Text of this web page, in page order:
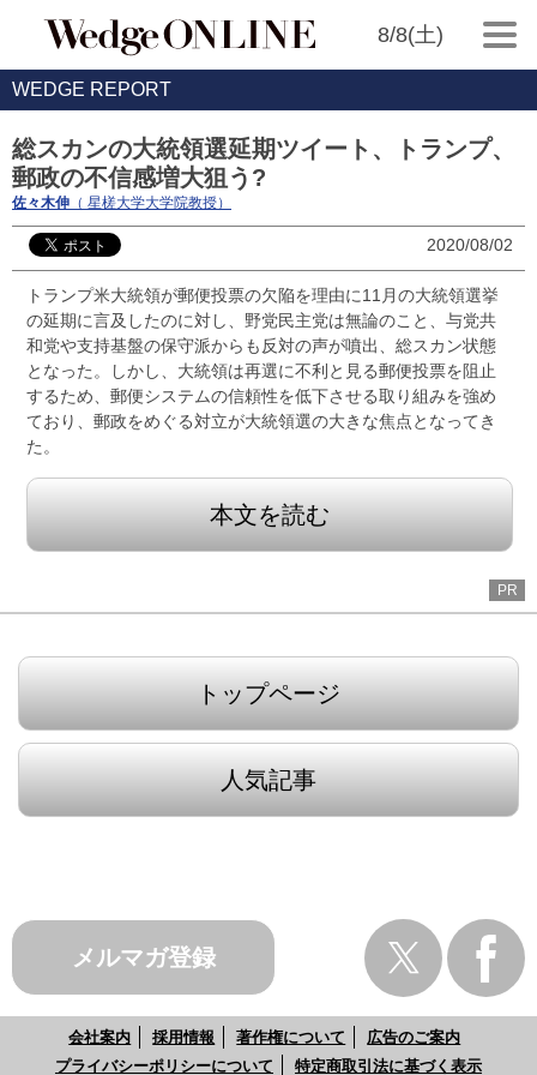
8/8(土)
WEDGE REPORT
総スカンの大統領選延期ツイート、トランプ、
郵政の不信感増大狙う?
佐々木伸 （ 星槎大学大学院教授）
2020/08/02
トランプ米大統領が郵便投票の欠陥を理由に11月の大統領選挙
の延期に言及したのに対し、野党民主党は無論のこと、与党共
和党や支持基盤の保守派からも反対の声が噴出、総スカン状態
となった。しかし、大統領は再選に不利と見る郵便投票を阻止
するため、郵便システムの信頼性を低下させる取り組みを強め
ており、郵政をめぐる対立が大統領選の大きな焦点となってき
た。
本文を読む
PR
トップページ
人気記事
メルマガ登録
会社案内 採用情報 著作権について
広告のご案内
プライバシーポリシーについて
特定商取引法に基づく表示